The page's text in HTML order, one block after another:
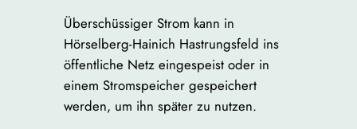
Überschüssiger Strom kann in
Hörselberg-Hainich Hastrungsfeld ins
öffentliche Netz eingespeist oder in
einem Stromspeicher gespeichert
werden, um ihn später zu nutzen.